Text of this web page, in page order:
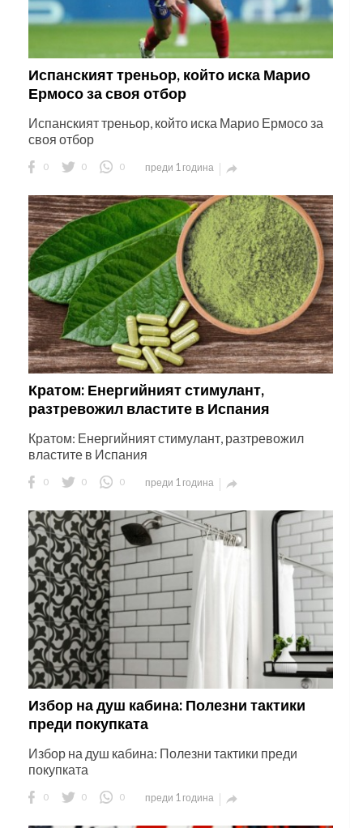
Испанският треньор, който иска Марио
Ермосо за своя отбор
Испанският треньор, който иска Марио Ермосо за
своя отбор
0 0 0 преди 1 година 
Кратом: Енергийният стимулант,
разтревожил властите в Испания
Кратом: Енергийният стимулант, разтревожил
властите в Испания
0 0 0 преди 1 година 
Избор на душ кабина: Полезни тактики
преди покупката
Избор на душ кабина: Полезни тактики преди
покупката
0 0 0 преди 1 година 